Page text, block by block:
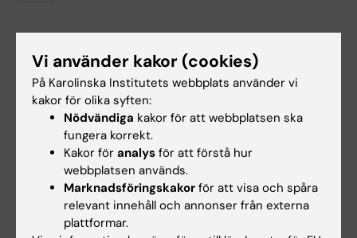
Uppdaterad av:
Karin Vikström 2024-11-25
Relaterat
Vi använder kakor (cookies)
På Karolinska Institutets webbplats använder vi
kakor för olika syften:
Nödvändiga kakor för att webbplatsen ska
fungera korrekt.
Kakor för analys för att förstå hur
webbplatsen används.
Marknadsföringskakor för att visa och spåra
relevant innehåll och annonser från externa
plattformar.